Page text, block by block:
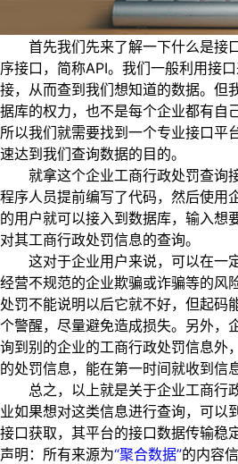
首先我们先来了解一下什么是接
序接口，简称API。我们一般利用接
接，从而查到我们想知道的数据。但
据库的权力，也不是每个企业都有自
所以我们就需要找到一个专业接口平
速达到我们查询数据的目的。
就拿这个企业工商行政处罚查询
程序人员提前编写了代码，然后使用
的用户就可以接入到数据库，输入想
对其工商行政处罚信息的查询。
这对于企业用户来说，可以在一
经营不规范的企业欺骗或诈骗等的风
处罚不能说明以后它就不好，但起码
个警醒，尽量避免造成损失。另外，
询到别的企业的工商行政处罚信息外
的处罚信息，能在第一时间就收到信
总之，以上就是关于企业工商行
业如果想对这类信息进行查询，可以
接口获取，其平台的接口数据传输稳
声明：所有来源为“聚合数据”的内容